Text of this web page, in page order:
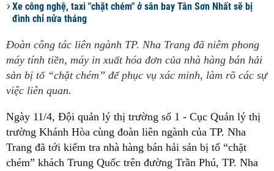
Xe công nghệ, taxi "chặt chém" ở sân bay Tân Sơn Nhất sẽ bị
đình chỉ nửa tháng
Đoàn công tác liên ngành TP. Nha Trang đã niêm phong
máy tính tiền, máy in xuất hóa đơn của nhà hàng bán hải
sản bị tố “chặt chém” để phục vụ xác minh, làm rõ các sự
việc liên quan.
Ngày 11/4, Đội quản lý thị trường số 1 - Cục Quản lý thị
trường Khánh Hòa cùng đoàn liên ngành của TP. Nha
Trang đã tới kiểm tra nhà hàng bán hải sản bị tố “chặt
chém” khách Trung Quốc trên đường Trần Phú, TP. Nha